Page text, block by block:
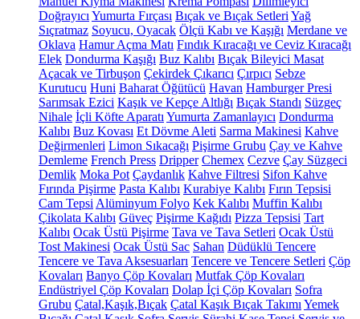
Doğrayıcı Yumurta Fırçası Bıçak ve Bıçak Setleri Yağ
Sıçratmaz Soyucu, Oyacak Ölçü Kabı ve Kaşığı Merdane ve
Oklava Hamur Açma Matı Fındık Kıracağı ve Ceviz Kıracağı
Elek Dondurma Kaşığı Buz Kalıbı Bıçak Bileyici Masat
Açacak ve Tirbuşon Çekirdek Çıkarıcı Çırpıcı Sebze
Kurutucu Huni Baharat Öğütücü Havan Hamburger Presi
Sarımsak Ezici Kaşık ve Kepçe Altlığı Bıçak Standı Süzgeç
Nihale İçli Köfte Aparatı Yumurta Zamanlayıcı Dondurma
Kalıbı Buz Kovası Et Dövme Aleti Sarma Makinesi Kahve
Değirmenleri Limon Sıkacağı Pişirme Grubu Çay ve Kahve
Demleme French Press Dripper Chemex Cezve Çay Süzgeci
Demlik Moka Pot Çaydanlık Kahve Filtresi Sifon Kahve
Fırında Pişirme Pasta Kalıbı Kurabiye Kalıbı Fırın Tepsisi
Cam Tepsi Alüminyum Folyo Kek Kalıbı Muffin Kalıbı
Çikolata Kalıbı Güveç Pişirme Kağıdı Pizza Tepsisi Tart
Kalıbı Ocak Üstü Pişirme Tava ve Tava Setleri Ocak Üstü
Tost Makinesi Ocak Üstü Sac Sahan Düdüklü Tencere
Tencere ve Tava Aksesuarları Tencere ve Tencere Setleri Çöp
Kovaları Banyo Çöp Kovaları Mutfak Çöp Kovaları
Endüstriyel Çöp Kovaları Dolap İçi Çöp Kovaları Sofra
Grubu Çatal,Kaşık,Bıçak Çatal Kaşık Bıçak Takımı Yemek